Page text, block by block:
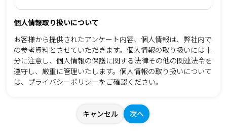
個人情報取り扱いについて
お客様から提供されたアンケート内容、個人情報は、弊社内で
の参考資料とさせていただきます。個人情報の取り扱いには十
分に注意し、個人情報の保護に関する法律その他の関連法令を
遵守し、厳重に管理いたします。個人情報の取り扱いについて
は、 プライバシーポリシーをご確認ください。